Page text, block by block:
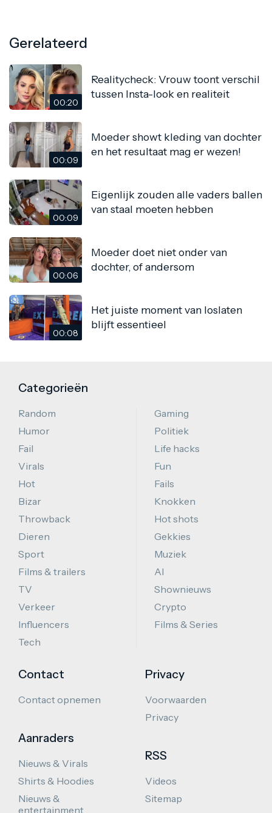
Gerelateerd
00:20
Realitycheck: Vrouw toont verschil
tussen Insta-look en realiteit
00:09
Moeder showt kleding van dochter
en het resultaat mag er wezen!
00:09
Eigenlijk zouden alle vaders ballen
van staal moeten hebben
00:06
Moeder doet niet onder van
dochter, of andersom
00:08
Het juiste moment van loslaten
blijft essentieel
Categorieën
Random
Humor
Fail
Virals
Hot
Bizar
Throwback
Dieren
Sport
Films & trailers
TV
Verkeer
Influencers
Tech
Gaming
Politiek
Life hacks
Fun
Fails
Knokken
Hot shots
Gekkies
Muziek
AI
Shownieuws
Crypto
Films & Series
Contact
Contact opnemen
Aanraders
Nieuws & Virals
Shirts & Hoodies
Nieuws &
entertainment
Privacy
Voorwaarden
Privacy
RSS
Videos
Sitemap